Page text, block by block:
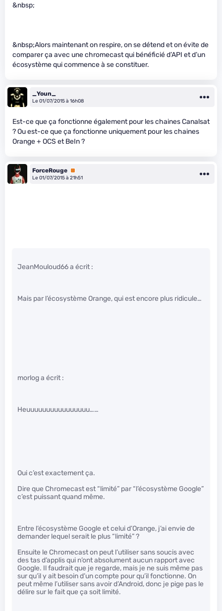
&nbsp;
&nbsp;Alors maintenant on respire, on se détend et on évite de
comparer ça avec une chromecast qui bénéficié d’API et d’un
écosystème qui commence à se constituer.
_Youn_
Le 01/07/2015 à 16h08
Est-ce que ça fonctionne également pour les chaines Canalsat
? Ou est-ce que ça fonctionne uniquement pour les chaines
Orange + OCS et BeIn ?
ForceRouge Premium
Le 01/07/2015 à 21h51
JeanMouloud66 a écrit :
Mais par l’écosystème Orange, qui est encore plus ridicule…
morlog a écrit :
Heuuuuuuuuuuuuuuuu……
Oui c’est exactement ça.
Dire que Chromecast est “limité” par “l’écosystème Google”
c’est puissant quand même.
Entre l’écosystème Google et celui d’Orange, j’ai envie de
demander lequel serait le plus “limité” ?
Ensuite le Chromecast on peut l’utiliser sans soucis avec
des tas d’applis qui n’ont absolument aucun rapport avec
Google. Il faudrait que je regarde, mais je ne suis même pas
sur qu’il y ait besoin d’un compte pour qu’il fonctionne. On
peut même l’utiliser sans avoir d’Android, donc je pige pas le
délire sur le fait que ça soit limité.